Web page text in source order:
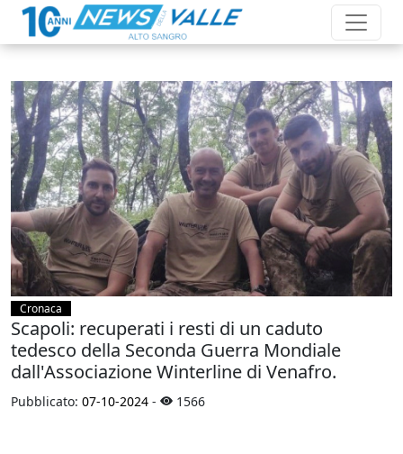
Cronaca
Scapoli: recuperati i resti di un caduto
tedesco della Seconda Guerra Mondiale
dall'Associazione Winterline di Venafro.
Pubblicato: 07-10-2024 - 1566